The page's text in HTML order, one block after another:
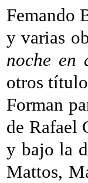
Femando
y varias
noche en
otros
Forman
de Rafael
y bajo la
Mattos,